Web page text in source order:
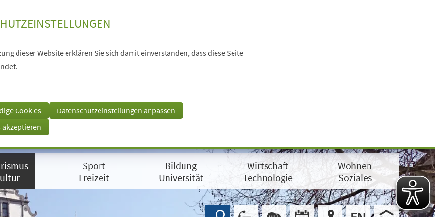
dieser Website erklären Sie sich damit einverstanden, dass diese Seite
Cookies
Datenschutzeinstellungen anpassen
akzeptieren
Sport
Freizeit
Bildung
Universität
Wirtschaft
Technologie
Wohnen
Soziales